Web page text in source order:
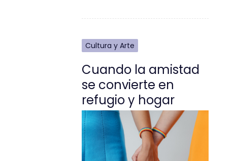
Cultura y Arte
Cuando la amistad
se convierte en
refugio y hogar